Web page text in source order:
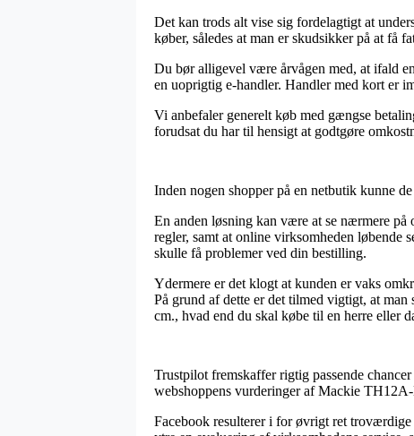
Det kan trods alt vise sig fordelagtigt at
køber, således at man er skudsikker på at få
Du bør alligevel være årvågen med, at ifald
en uoprigtig e-handler. Handler med kort er
Vi anbefaler generelt køb med gængse
forudsat du har til hensigt at godtgøre
Inden nogen shopper på en netbutik kunne
En anden løsning kan være at se nærmere
regler, samt at online virksomheden løbende
skulle få problemer ved din bestilling.
Ydermere er det klogt at kunden er vaks
På grund af dette er det tilmed vigtigt, at
cm., hvad end du skal købe til en herre eller
Trustpilot fremskaffer rigtig passende
webshoppens vurderinger af Mackie
Facebook resulterer i for øvrigt ret